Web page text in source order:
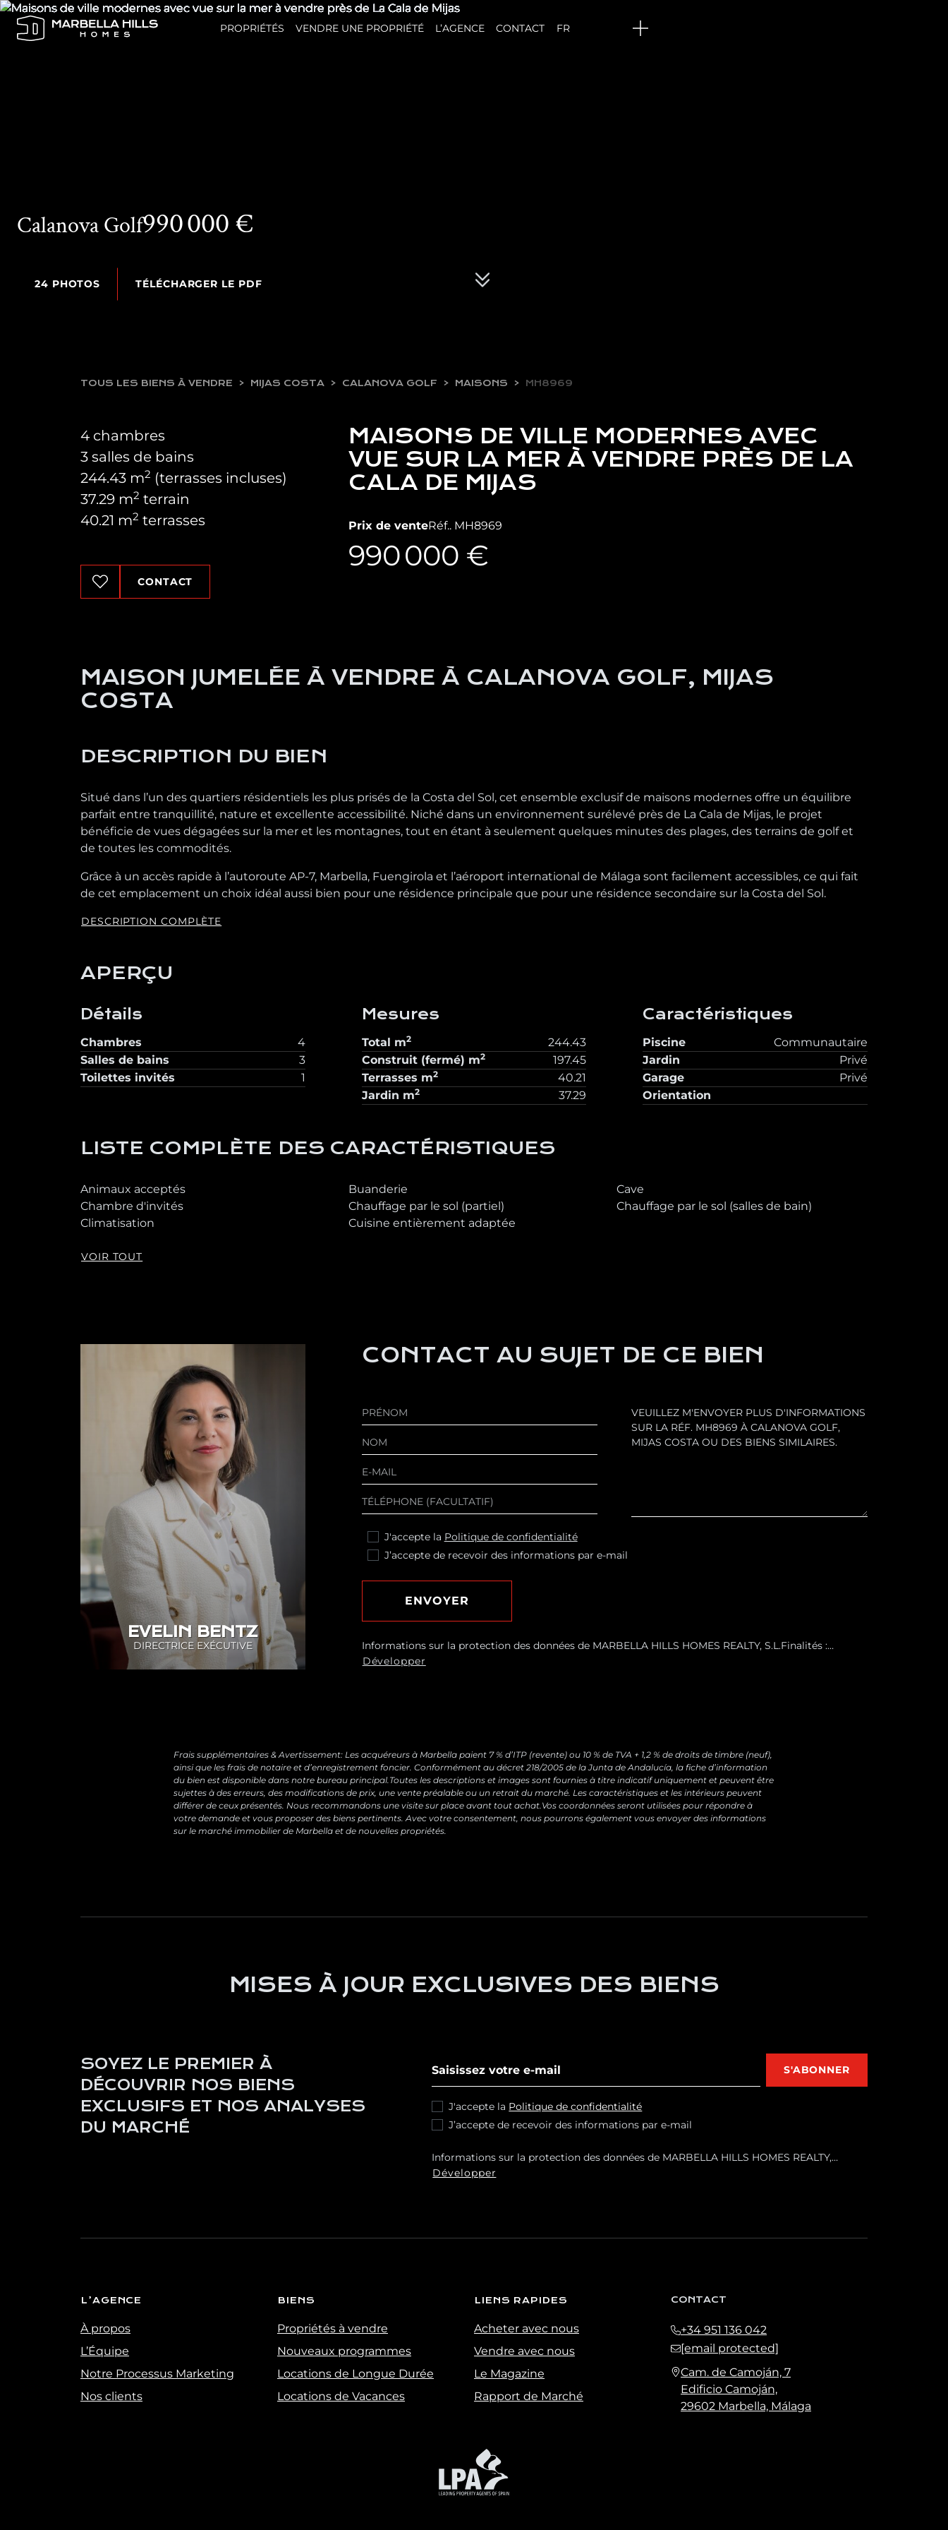
PROPRIÉTÉS VENDRE UNE PROPRIÉTÉ L’AGENCE CONTACT FR
Calanova Golf990 000 €
24 PHOTOS TÉLÉCHARGER LE PDF
TOUS LES BIENS À VENDRE MIJAS COSTA CALANOVA GOLF MAISONS MH8969
MAISONS DE VILLE MODERNES AVEC
VUE SUR LA MER À VENDRE PRÈS DE LA
CALA DE MIJAS
Prix de venteRéf.. MH8969
990 000 €
4 chambres
3 salles de bains
244.43 m2 (terrasses incluses)
37.29 m2 terrain
40.21 m2 terrasses
CONTACT
MAISON JUMELÉE À VENDRE À CALANOVA GOLF, MIJAS
COSTA
DESCRIPTION DU BIEN
Situé dans l’un des quartiers résidentiels les plus prisés de la Costa del Sol, cet ensemble exclusif de maisons modernes offre un équilibre
parfait entre tranquillité, nature et excellente accessibilité. Niché dans un environnement surélevé près de La Cala de Mijas, le projet
bénéficie de vues dégagées sur la mer et les montagnes, tout en étant à seulement quelques minutes des plages, des terrains de golf et
de toutes les commodités.
Grâce à un accès rapide à l’autoroute AP-7, Marbella, Fuengirola et l’aéroport international de Málaga sont facilement accessibles, ce qui fait
de cet emplacement un choix idéal aussi bien pour une résidence principale que pour une résidence secondaire sur la Costa del Sol.
DESCRIPTION COMPLÈTE
APERÇU
Détails
Chambres
4
Salles de bains
3
Toilettes invités
1
Mesures
Total m2
244.43
Construit (fermé) m2
197.45
Terrasses m2
40.21
Jardin m2 37.29
Caractéristiques
Piscine
Communautaire
Jardin
Privé
Garage
Privé
Orientation
LISTE COMPLÈTE DES CARACTÉRISTIQUES
Animaux acceptés Buanderie
Cave
Chambre d'invités
Chauffage par le sol (partiel)
Chauffage par le sol (salles de bain)
Climatisation
Cuisine entièrement adaptée
VOIR TOUT
EVELIN BENTZ
DIRECTRICE EXÉCUTIVE
CONTACT AU SUJET DE CE BIEN
J'accepte la Politique de confidentialité
J’accepte de recevoir des informations par e-mail
ENVOYER
Informations sur la protection des données de MARBELLA HILLS HOMES REALTY, S.L.Finalités :
Répondre à vos demandes et vous envoyer des informations commerciales sur nos produits et
Développer
Frais supplémentaires & Avertissement: Les acquéreurs à Marbella paient 7 % d’ITP (revente) ou 10 % de TVA + 1,2 % de droits de timbre (neuf),
ainsi que les frais de notaire et d’enregistrement foncier. Conformément au décret 218/2005 de la Junta de Andalucía, la fiche d’information
du bien est disponible dans notre bureau principal.Toutes les descriptions et images sont fournies à titre indicatif uniquement et peuvent être
sujettes à des erreurs, des modifications de prix, une vente préalable ou un retrait du marché. Les caractéristiques et les intérieurs peuvent
différer de ceux présentés. Nous recommandons une visite sur place avant tout achat.Vos coordonnées seront utilisées pour répondre à
votre demande et vous proposer des biens pertinents. Avec votre consentement, nous pourrons également vous envoyer des informations
sur le marché immobilier de Marbella et de nouvelles propriétés.
MISES À JOUR EXCLUSIVES DES BIENS
SOYEZ LE PREMIER À
DÉCOUVRIR NOS BIENS
EXCLUSIFS ET NOS ANALYSES
DU MARCHÉ
S'ABONNER
J'accepte la Politique de confidentialité
J’accepte de recevoir des informations par e-mail
Informations sur la protection des données de MARBELLA HILLS HOMES REALTY,
S.L.Finalités : Répondre à vos demandes et vous envoyer des informations
Développer
L’AGENCE
À propos
L’Équipe
Notre Processus Marketing
Nos clients
BIENS
Propriétés à vendre
Nouveaux programmes
Locations de Longue Durée
Locations de Vacances
LIENS RAPIDES
Acheter avec nous
Vendre avec nous
Le Magazine
Rapport de Marché
CONTACT
+34 951 136 042
[email protected]
Cam. de Camoján, 7
Edificio Camoján,
29602 Marbella, Málaga